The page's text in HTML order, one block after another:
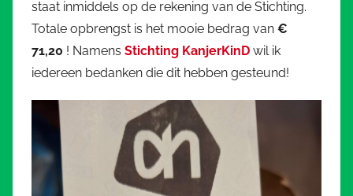
staat inmiddels op de rekening van de Stichting.
Totale opbrengst is het mooie bedrag van €
71,20 ! Namens Stichting KanjerKinD wil ik
iedereen bedanken die dit hebben gesteund!